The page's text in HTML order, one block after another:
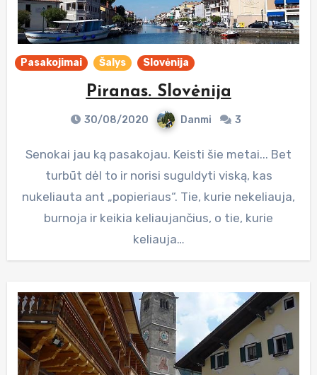
Pasakojimai Šalys Slovėnija
Piranas. Slovėnija
30/08/2020 Danmi 3
Senokai jau ką pasakojau. Keisti šie metai... Bet
turbūt dėl to ir norisi suguldyti viską, kas
nukeliauta ant „popieriaus“. Tie, kurie nekeliauja,
burnoja ir keikia keliaujančius, o tie, kurie
keliauja…